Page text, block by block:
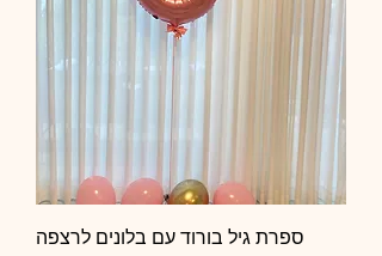
ספרת גיל בורוד עם בלונים לרצפה